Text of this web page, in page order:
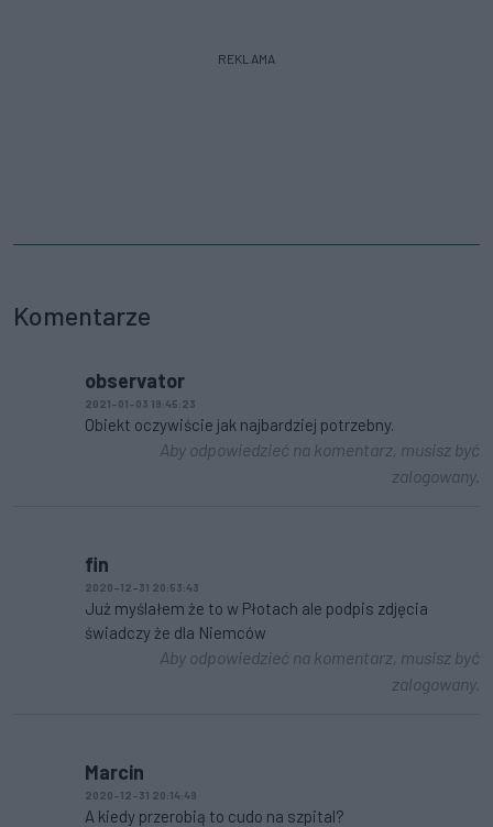
REKLAMA
Komentarze
observator
2021-01-03 19:45:23
Obiekt oczywiście jak najbardziej potrzebny.
Aby odpowiedzieć na komentarz, musisz być
zalogowany.
fin
2020-12-31 20:53:43
Już myślałem że to w Płotach ale podpis zdjęcia
świadczy że dla Niemców
Aby odpowiedzieć na komentarz, musisz być
zalogowany.
Marcin
2020-12-31 20:14:49
A kiedy przerobią to cudo na szpital?